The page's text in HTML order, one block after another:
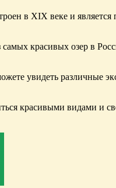
в XIX веке и
красивых озер в
увидеть различные
красивыми видами и